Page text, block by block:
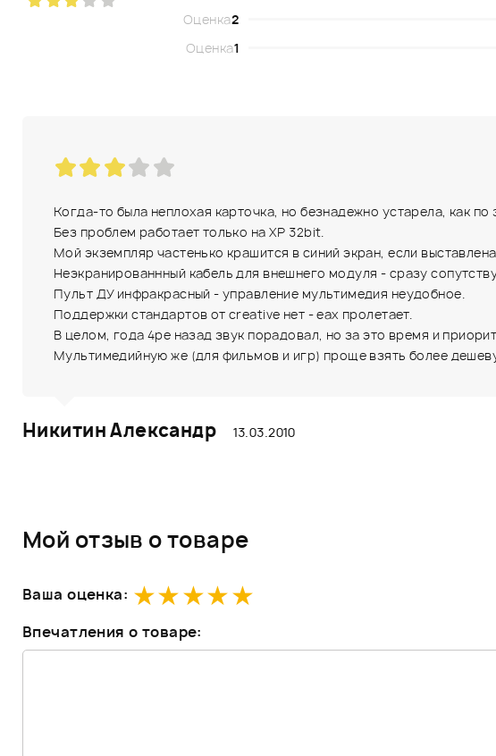
Оценка2
Оценка1
Когда-то была неплохая карточка, но безнадежно устарела, как по
Без проблем работает только на XP 32bit.
Мой экземпляр частенько крашится в синий экран, если
Неэкранированнный кабель для внешнего модуля - сразу
Пульт ДУ инфракрасный - управление мультимедия неудобное.
Поддержки стандартов от creative нет - eax пролетает.
В целом, года 4ре назад звук порадовал, но за это время и
Мультимедийную же (для фильмов и игр) проще взять более
Никитин Александр 13.03.2010
Мой отзыв о товаре
Ваша оценка:
Впечатления о товаре: